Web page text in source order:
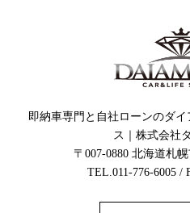
即納車専門と自社ローンのダ
ス｜株式会社
〒007-0880 北海道札
TEL.011-776-6005 /